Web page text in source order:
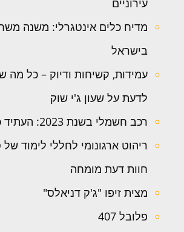
עירוניים
מדיח כלים אינטגרלי: משנה
בישראל
עמידות, קשיחות ודיוק – כל מה
לדעת על שעון ג'י שוק
רכב חשמלי בשנת 2023: העתיד כבר כאן
ריהוט ארגונומי לחללי לימוד
חוות דעת מומחה
מצית זיפו "ג'ק דניאלס"
פלובל 407